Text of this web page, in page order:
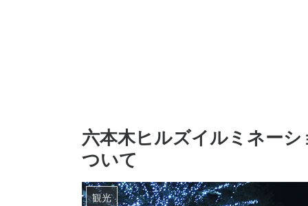
六本木ヒルズイルミネー
ついて
観光